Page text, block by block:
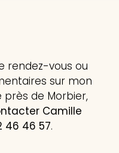
rendez-vous ou
sur mon
de Morbier,
Camille
46 46 57.